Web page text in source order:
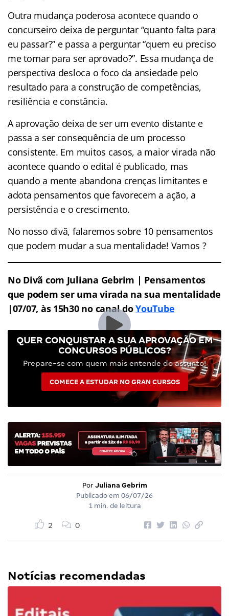
Outra mudança poderosa acontece quando o
concurseiro deixa de perguntar “quanto falta para
eu passar?” e passa a perguntar “quem eu preciso
me tornar para ser aprovado?”. Essa mudança de
perspectiva desloca o foco da ansiedade pelo
resultado para a construção de competências,
resiliência e constância.
A aprovação deixa de ser um evento distante e
passa a ser consequência de um processo
consistente. Em muitos casos, a maior virada não
acontece quando o edital é publicado, mas
quando a mente abandona crenças limitantes e
adota pensamentos que favorecem a ação, a
persistência e o crescimento.
No nosso divã, falaremos sobre 10 pensamentos
que podem mudar a sua mentalidade! Vamos ?
No Divã com Juliana Gebrim | Pensamentos
que podem ser uma virada na sua mentalidade
|07/07, às 15h30 no canal doYouTube
QUER CONQUISTAR A SUA APROVAÇÃO EM
CONCURSOS PÚBLICOS?
Prepare-se com quem mais entende do assunto!
COMECE A ESTUDAR NO GRAN CURSOS
Por Juliana Gebrim
Publicado em 06/07/26
1 min. de leitura
2 0
Notícias recomendadas